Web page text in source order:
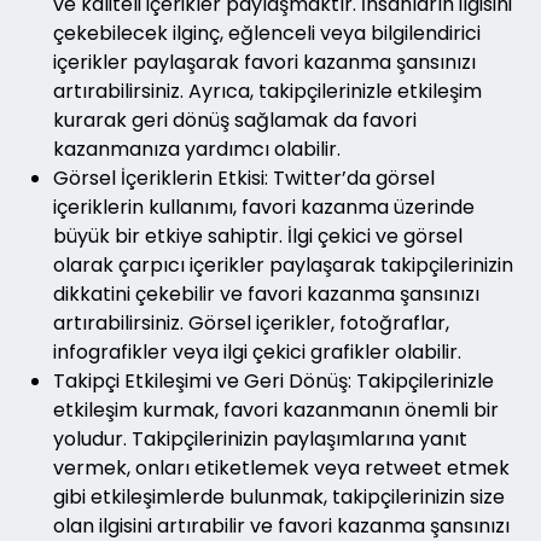
çekebilecek ilginç, eğlenceli veya bilgilendirici
içerikler paylaşarak favori kazanma şansınızı
artırabilirsiniz. Ayrıca, takipçilerinizle etkileşim
kurarak geri dönüş sağlamak da favori
kazanmanıza yardımcı olabilir.
Görsel İçeriklerin Etkisi: Twitter’da görsel
içeriklerin kullanımı, favori kazanma üzerinde
büyük bir etkiye sahiptir. İlgi çekici ve görsel
olarak çarpıcı içerikler paylaşarak takipçilerinizin
dikkatini çekebilir ve favori kazanma şansınızı
artırabilirsiniz. Görsel içerikler, fotoğraflar,
infografikler veya ilgi çekici grafikler olabilir.
Takipçi Etkileşimi ve Geri Dönüş: Takipçilerinizle
etkileşim kurmak, favori kazanmanın önemli bir
yoludur. Takipçilerinizin paylaşımlarına yanıt
vermek, onları etiketlemek veya retweet etmek
gibi etkileşimlerde bulunmak, takipçilerinizin size
olan ilgisini artırabilir ve favori kazanma şansınızı